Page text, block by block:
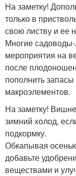
На заметку!
только в
свою листву и ее
Многие
мероприятия на
после
пополнить
макроэлементов.
На заметку!
зимний холод,
подкормку.
Обкапывая
добавьте
веществами и